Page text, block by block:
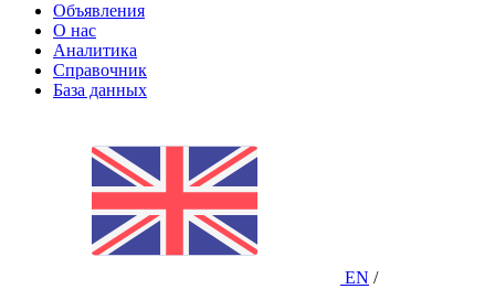
Объявления
О нас
Аналитика
Справочник
База данных
EN /